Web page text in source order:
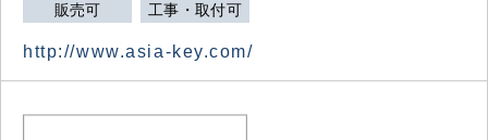
販売可 工事・取付可
http://www.asia-key.com/